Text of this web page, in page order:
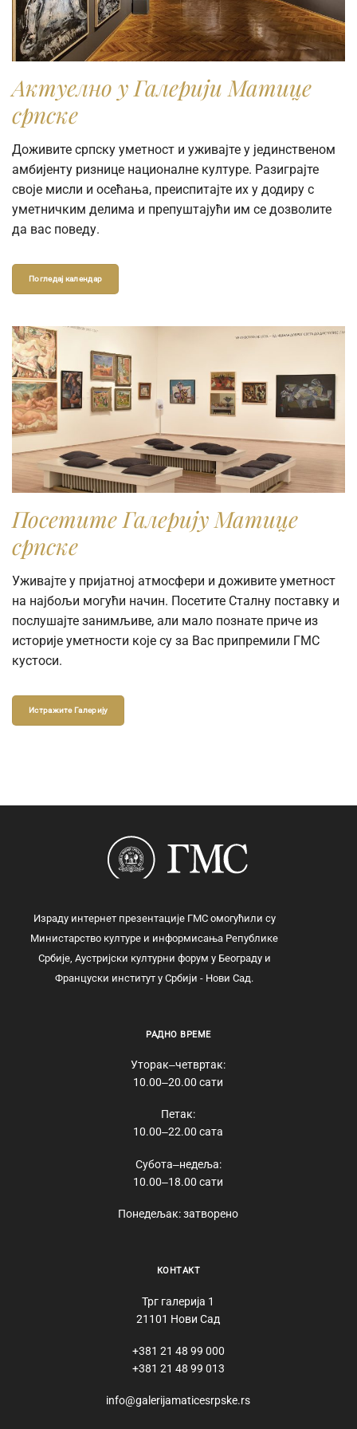
Актуелно у Галерији Матице
српске
Доживите српску уметност и уживајте у јединственом
амбијенту ризнице националне културе. Разиграјте
своје мисли и осећања, преиспитајте их у додиру с
уметничким делима и препуштајући им се дозволите
да вас поведу.
Погледај календар
Посетите Галерију Матице
српске
Уживајте у пријатној атмосфери и доживите уметност
на најбољи могући начин. Посетите Сталну поставку и
послушајте занимљиве, али мало познате приче из
историје уметности које су за Вас припремили ГМС
кустоси.
Истражите Галерију
Израду интернет презентације ГМС омогућили су
Министарство културе и информисања Републике
Србије, Аустријски културни форум у Београду и
Француски институт у Србији - Нови Сад.
РАДНО ВРЕМЕ
Уторак‒четвртак:
10.00‒20.00 сати
Петак:
10.00‒22.00 сата
Субота‒недеља:
10.00‒18.00 сати
Понедељак: затворено
КОНТАКТ
Трг галерија 1
21101 Нови Сад
+381 21 48 99 000
+381 21 48 99 013
info@galerijamaticesrpske.rs